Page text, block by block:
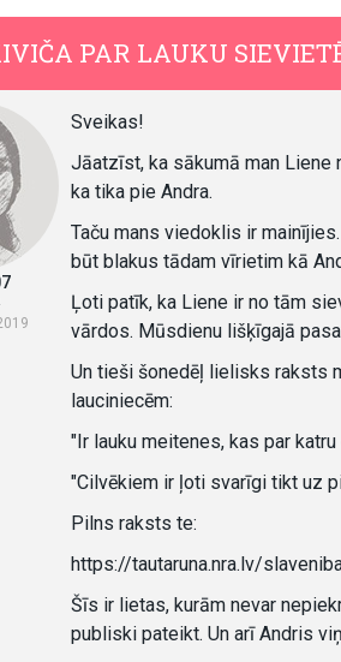
PAR LAUKU
Sveikas!
Jāatzīst, ka sākumā man Liene
ka tika pie Andra.
Taču mans viedoklis ir
būt blakus tādam vīrietim kā
Ļoti patīk, ka Liene ir no tām
vārdos. Mūsdienu lišķīgajā
Un tieši šonedēļ lielisks raksts
lauciniecēm:
"Ir lauku meitenes, kas par
"Cilvēkiem ir ļoti svarīgi tikt uz
Pilns raksts te:
https://tautaruna.nra.lv/
Šīs ir lietas, kurām nevar
publiski pateikt. Un arī Andris